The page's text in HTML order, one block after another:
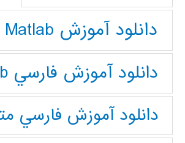
دانلود آموزش Matlab
دانلود آموزش فارسي Matlab
دانلود آموزش فارسي